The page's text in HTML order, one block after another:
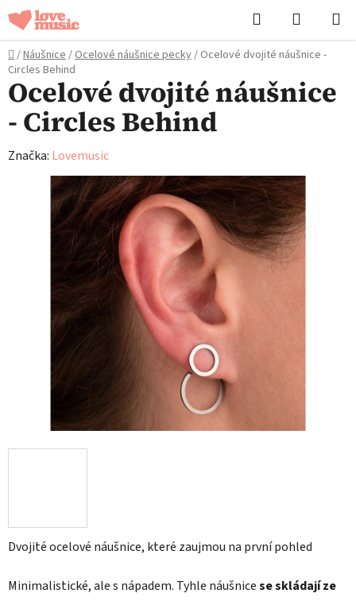
Přejít
na
obsah
Hledat
KOŠÍK
Domů
/Náušnice/Ocelové náušnice pecky/ Ocelové dvojité náušnice -
Circles Behind
Dvojité ocelové náušnice, které zaujmou na první pohled
Minimalistické, ale s nápadem. Tyhle náušnicese skládají ze
Ocelové dvojité náušnice
- Circles Behind
Značka: Lovemusic